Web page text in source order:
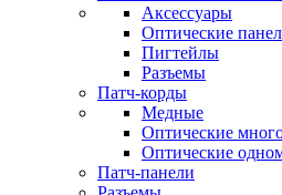
Аксессуары
Оптические
Пигтейлы
Разъемы
Патч-корды
Медные
Оптические
Оптические
Патч-панели